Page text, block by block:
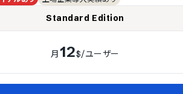
Standard Edition
月 12$/ユーザー